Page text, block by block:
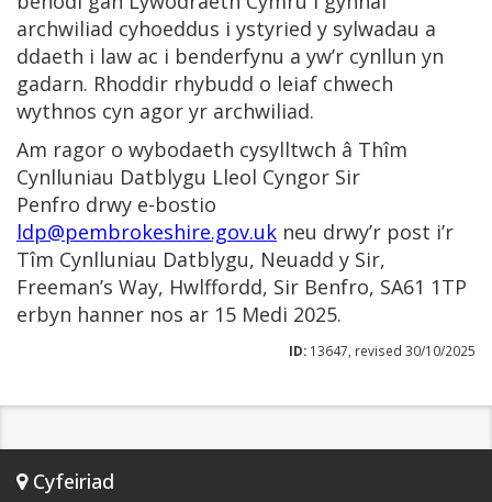
archwiliad cyhoeddus i ystyried y sylwadau a
ddaeth i law ac i benderfynu a yw’r cynllun yn
gadarn. Rhoddir rhybudd o leiaf chwech
wythnos cyn agor yr archwiliad.
Am ragor o wybodaeth cysylltwch â Thîm
Cynlluniau Datblygu Lleol Cyngor Sir
Penfro drwy e-bostio
ldp@pembrokeshire.gov.uk neu drwy’r post i’r
Tîm Cynlluniau Datblygu, Neuadd y Sir,
Freeman’s Way, Hwlffordd, Sir Benfro, SA61 1TP
erbyn hanner nos ar 15 Medi 2025.
ID: 13647, revised 30/10/2025
Cyfeiriad